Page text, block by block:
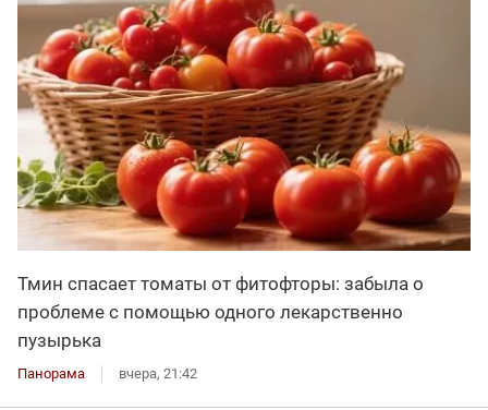
Тмин спасает томаты от фитофторы: забыла о
проблеме с помощью одного лекарственно
пузырька
Панорама вчера, 21:42